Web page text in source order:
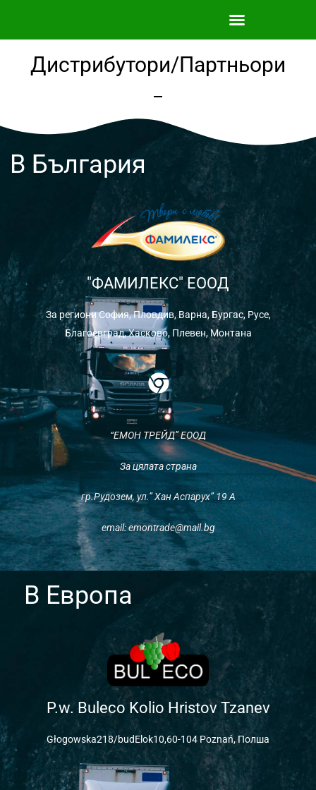
content
Дистрибутори/Партньори
В България
"ФАМИЛЕКС" ЕООД
За региони София, Пловдив, Варна, Бургас, Русе,
Благоевград, Хасково, Плевен, Монтана
C
h
r
o
m
e
“ЕМОН ТРЕЙД” ЕООД
За цялата страна
гр.Рудозем, ул.” Хан Аспарух” 19 А
email: emontrade@mail.bg
В Европа
P.w. Buleco Kolio Hristov Tzanev
Głogowska218/budElok10,60-104 Poznań, Полша